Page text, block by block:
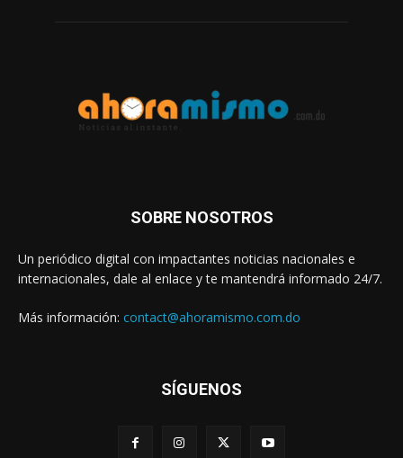
SOBRE NOSOTROS
Un periódico digital con impactantes noticias nacionales e
internacionales, dale al enlace y te mantendrá informado 24/7.
Más información: contact@ahoramismo.com.do
SÍGUENOS